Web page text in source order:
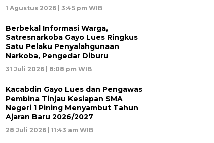
1 Agustus 2026 | 3:45 pm WIB
Berbekal Informasi Warga,
Satresnarkoba Gayo Lues Ringkus
Satu Pelaku Penyalahgunaan
Narkoba, Pengedar Diburu
31 Juli 2026 | 8:08 pm WIB
Kacabdin Gayo Lues dan Pengawas
Pembina Tinjau Kesiapan SMA
Negeri 1 Pining Menyambut Tahun
Ajaran Baru 2026/2027
28 Juli 2026 | 11:43 am WIB